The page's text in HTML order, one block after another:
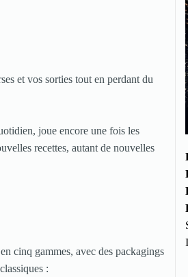
et vos sorties tout en perdant du
joue encore une fois les
recettes, autant de nouvelles
cinq gammes, avec des packagings
: